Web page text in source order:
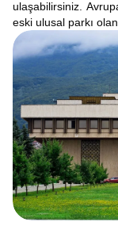
ulaşabilirsiniz.
eski ulusal parkı